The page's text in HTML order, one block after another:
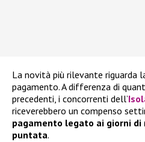
La novità più rilevante riguarda
pagamento. A differenza di
precedenti, i concorrenti dell’
riceverebbero un compenso
pagamento legato ai giorni di
puntata.